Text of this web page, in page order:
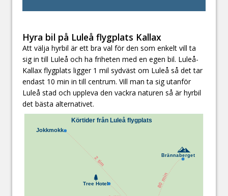
Hyra bil på Luleå flygplats Kallax
Att välja hyrbil är ett bra val för den som enkelt vill ta
sig in till Luleå och ha friheten med en egen bil. Luleå-
Kallax flygplats ligger 1 mil sydväst om Luleå så det tar
endast 10 min in till centrum. Vill man ta sig utanför
Luleå stad och uppleva den vackra naturen så är hyrbil
det bästa alternativet.